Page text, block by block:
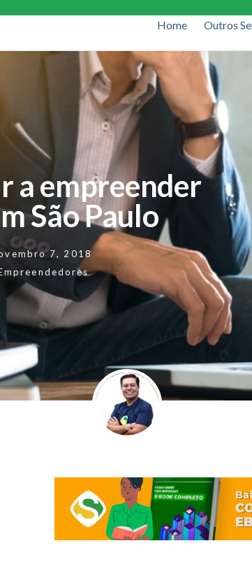
Home Outros
a empreender
São Paulo
7, 2018